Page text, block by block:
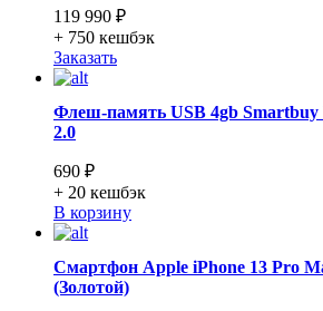
119 990 ₽
+ 750 кешбэк
Заказать
Флеш-память USB 4gb Smartbuy
2.0
690 ₽
+ 20 кешбэк
В корзину
Смартфон Apple iPhone 13 Pro
(Золотой)